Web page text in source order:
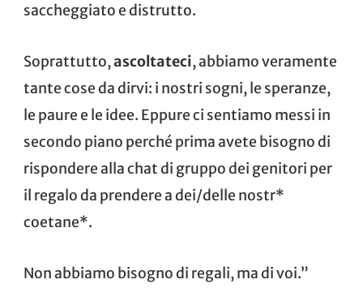
saccheggiato e distrutto.
Soprattutto,ascoltateci, abbiamo veramente
tante cose da dirvi: i nostri sogni, le speranze,
le paure e le idee. Eppure ci sentiamo messi in
secondo piano perché prima avete bisogno di
rispondere alla chat di gruppo dei genitori per
il regalo da prendere a dei/delle nostr*
coetane*.
Non abbiamo bisogno di regali, ma di voi.”